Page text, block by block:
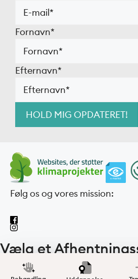
Fornavn*
Efternavn*
Følg os og vores mission:
Vælg et